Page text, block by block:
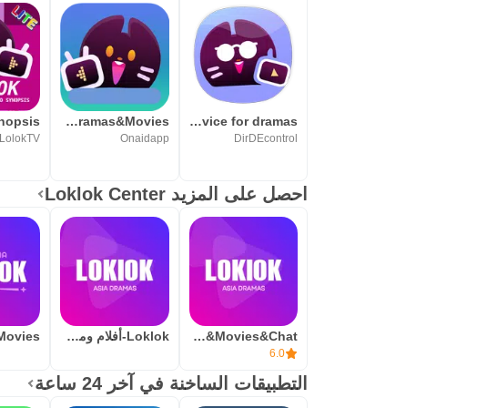
مزايا وعيوب Loklok
تعكس هذه النقاط تجربة استخدام واقعية لتطبيق Loklok، مع التركيز على ما يهم المستخدم قبل تنزيل التطبيق ومتابعة المحتوى عليه.
المزايا
يجمع أفلام ومسلسلات وأنمي داخل تطبيق واحد.
واجهة بسيطة مع بحث وتوصيات وسجل مشاهدة.
ترجمات متعددة اللغات لمتابعة محتوى أوسع.
جودة تشغيل قابلة للتكيف مع حالة الشبكة.
العيوب
قد تختلف بعض العناوين حسب المنطقة.
قد تظهر إعلانات لأن الخدمة مجانية.
توفر الترجمة ليس ثابتًا لكل محتوى.
تنزيل Loklok APK من APKPure
Advice for dramas
DirDEcontrol
Loklok-Dramas&Movies
Onaidapp
LolokTV.
احصل على المزيد Loklok Center
Loklok-Dramas&Movies&Chat
6.0
Loklok-أفلام ومسلسلات
التطبيقات الساخنة في آخر 24 ساعة